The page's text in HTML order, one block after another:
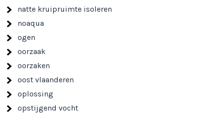
natte kruipruimte isoleren
noaqua
ogen
oorzaak
oorzaken
oost vlaanderen
oplossing
opstijgend vocht